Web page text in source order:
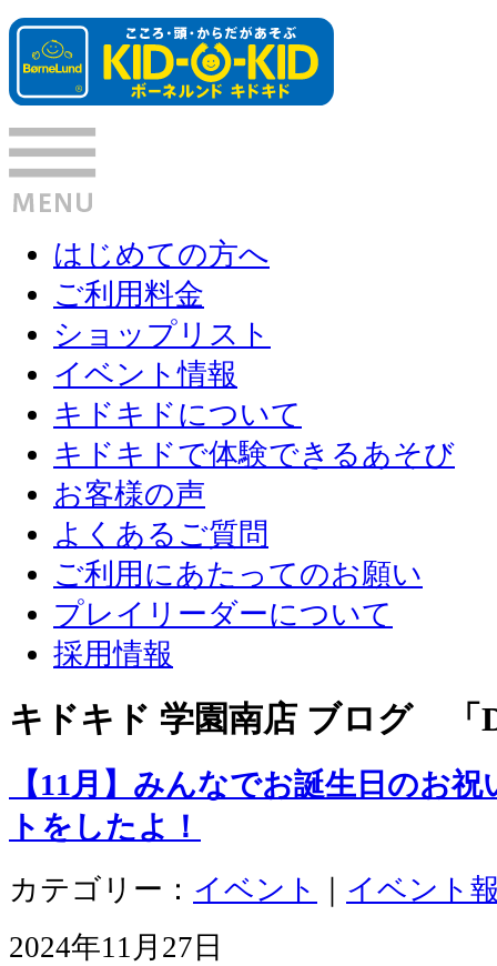
はじめての方へ
ご利用料金
ショップリスト
イベント情報
キドキドについて
キドキドで体験できるあそび
お客様の声
よくあるご質問
ご利用にあたってのお願い
プレイリーダーについて
採用情報
キドキド 学園南店 ブログ 「
【11月】みんなでお誕生日のお
トをしたよ！
カテゴリー： イベント
イベント
2024年11月27日